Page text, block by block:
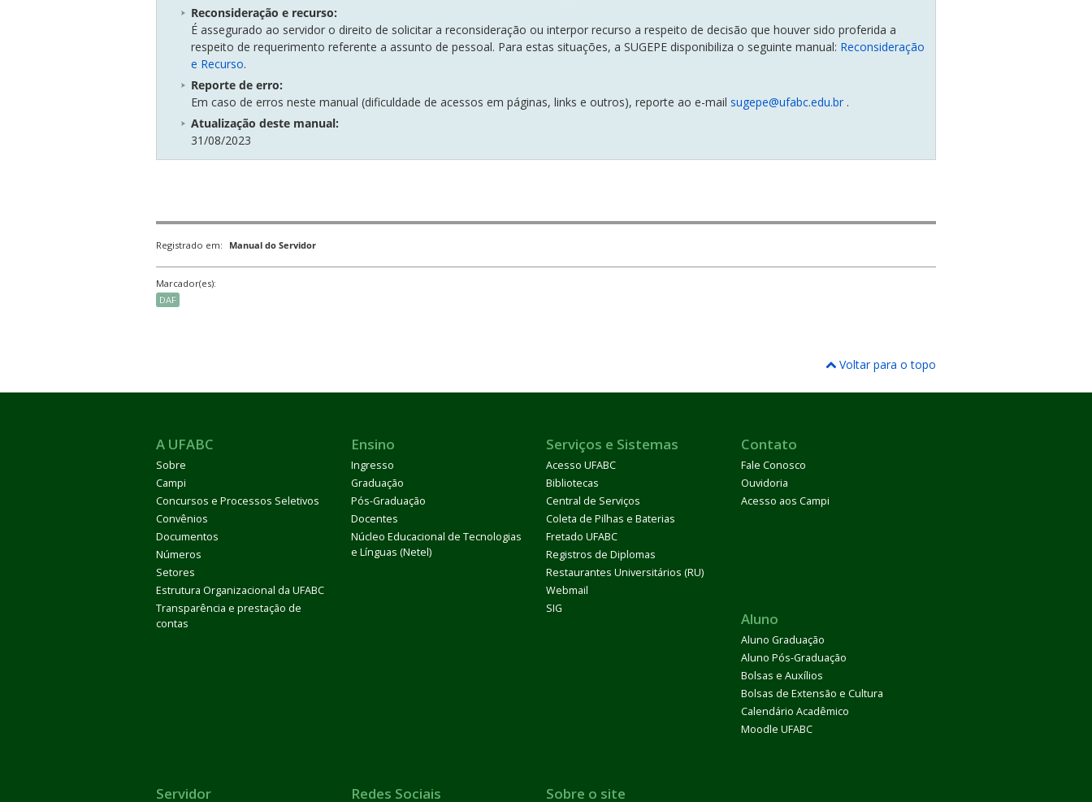
Reconsideração e recurso:
É assegurado ao servidor o direito de solicitar a reconsideração ou interpor recurso a respeito de decisão que houver sido proferida a
respeito de requerimento referente a assunto de pessoal. Para estas situações, a SUGEPE disponibiliza o seguinte manual: Reconsideração
e Recurso.
Reporte de erro:
Em caso de erros neste manual (dificuldade de acessos em páginas, links e outros), reporte ao e-mail sugepe@ufabc.edu.br .
Atualização deste manual:
31/08/2023
Registrado em: Manual do Servidor
Marcador(es):
DAF
Voltar para o topo
A UFABC
Sobre
Campi
Concursos e Processos Seletivos
Convênios
Documentos
Números
Setores
Estrutura Organizacional da UFABC
Transparência e prestação de
contas
Ensino
Ingresso
Graduação
Pós-Graduação
Docentes
Núcleo Educacional de Tecnologias
e Línguas (Netel)
Serviços e Sistemas
Acesso UFABC
Bibliotecas
Central de Serviços
Coleta de Pilhas e Baterias
Fretado UFABC
Registros de Diplomas
Restaurantes Universitários (RU)
Webmail
SIG
Contato
Fale Conosco
Ouvidoria
Acesso aos Campi
Aluno
Aluno Graduação
Aluno Pós-Graduação
Bolsas e Auxílios
Bolsas de Extensão e Cultura
Calendário Acadêmico
Moodle UFABC
Servidor Redes Sociais Sobre o site